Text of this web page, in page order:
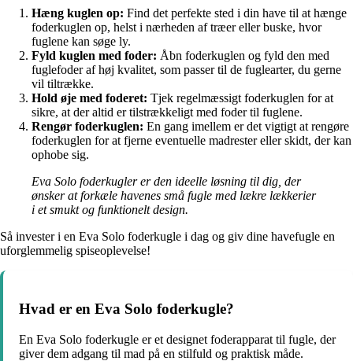
Hæng kuglen op: Find det perfekte sted i din have til at hænge
foderkuglen op, helst i nærheden af træer eller buske, hvor
fuglene kan søge ly.
Fyld kuglen med foder: Åbn foderkuglen og fyld den med
fuglefoder af høj kvalitet, som passer til de fuglearter, du gerne
vil tiltrække.
Hold øje med foderet: Tjek regelmæssigt foderkuglen for at
sikre, at der altid er tilstrækkeligt med foder til fuglene.
Rengør foderkuglen: En gang imellem er det vigtigt at rengøre
foderkuglen for at fjerne eventuelle madrester eller skidt, der kan
ophobe sig.
Eva Solo foderkugler er den ideelle løsning til dig, der
ønsker at forkæle havenes små fugle med lækre lækkerier
i et smukt og funktionelt design.
Så invester i en Eva Solo foderkugle i dag og giv dine havefugle en
uforglemmelig spiseoplevelse!
Hvad er en Eva Solo foderkugle?
En Eva Solo foderkugle er et designet foderapparat til fugle, der
giver dem adgang til mad på en stilfuld og praktisk måde.